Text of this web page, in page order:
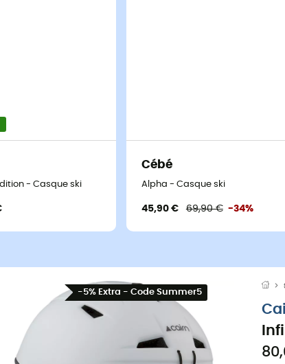
- Casque ski
Cébé
Alpha - Casque ski
45,90 € 69,90 € -34%
-5% Extra - Code Summer5